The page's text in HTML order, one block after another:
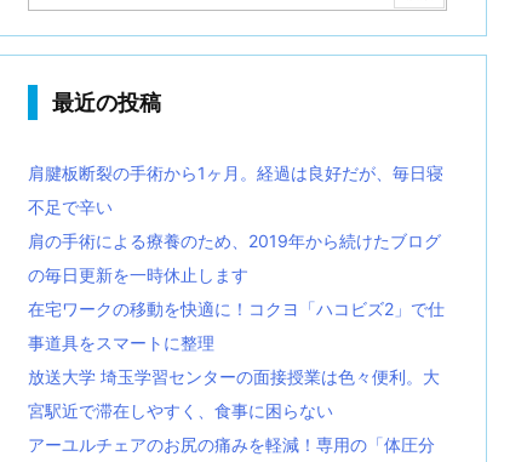
最近の投稿
肩腱板断裂の手術から1ヶ月。経過は良好だが、毎日寝
不足で辛い
肩の手術による療養のため、2019年から続けたブログ
の毎日更新を一時休止します
在宅ワークの移動を快適に！コクヨ「ハコビズ2」で仕
事道具をスマートに整理
放送大学 埼玉学習センターの面接授業は色々便利。大
宮駅近で滞在しやすく、食事に困らない
アーユルチェアのお尻の痛みを軽減！専用の「体圧分